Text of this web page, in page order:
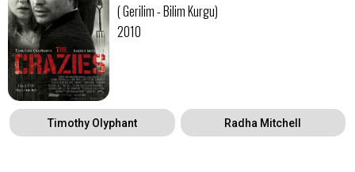
( Gerilim - Bilim Kurgu)
2010
Timothy Olyphant Radha Mitchell